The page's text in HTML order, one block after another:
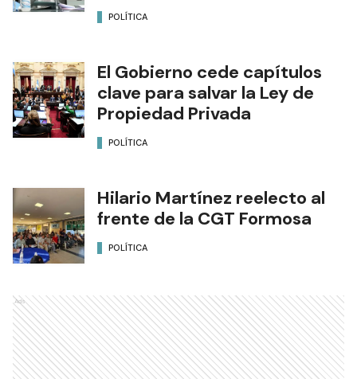
POLÍTICA
El Gobierno cede capítulos
clave para salvar la Ley de
Propiedad Privada
POLÍTICA
Hilario Martínez reelecto al
frente de la CGT Formosa
POLÍTICA
Ads